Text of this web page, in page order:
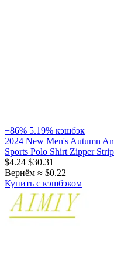
−86% 5.19% кэшбэк
2024 New Men's Autumn
Sports Polo Shirt Zipper
$4.24 $30.31
Вернём ≈ $0.22
Купить с кэшбэком